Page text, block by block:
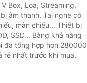
Box, Loa, Streaming,
âm thanh, Tai nghe có
màn chiếu... Thiết bị
SSD... Bằng khả năng
đã tổng hợp hơn 280000
rẻ nhất trước khi mua.